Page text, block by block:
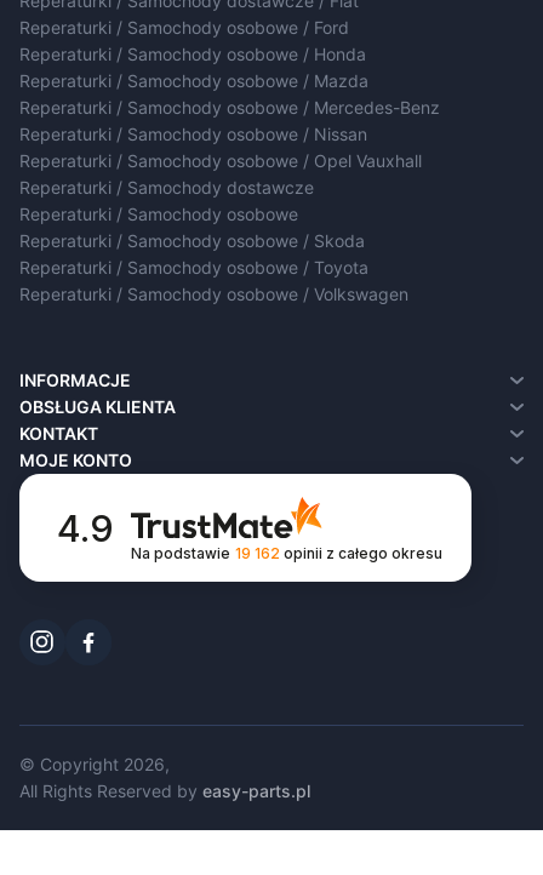
Reperaturki / Samochody osobowe / Ford
Reperaturki / Samochody osobowe / Honda
Reperaturki / Samochody osobowe / Mazda
Reperaturki / Samochody osobowe / Mercedes-Benz
Reperaturki / Samochody osobowe / Nissan
Reperaturki / Samochody osobowe / Opel Vauxhall
Reperaturki / Samochody dostawcze
Reperaturki / Samochody osobowe
Reperaturki / Samochody osobowe / Skoda
Reperaturki / Samochody osobowe / Toyota
Reperaturki / Samochody osobowe / Volkswagen
INFORMACJE
O nas
Dostawa
Polityka prywatności
Regulamin
OBSŁUGA KLIENTA
Kontakt
Zwroty
Mapa sklepu
KONTAKT
MOJE KONTO
Moje konto
Historia zamówień
Lista życzeń
Newsletter
4.9
Na podstawie 19 162 opinii z całego okresu
© Copyright 2026,
All Rights Reserved by easy-parts.pl